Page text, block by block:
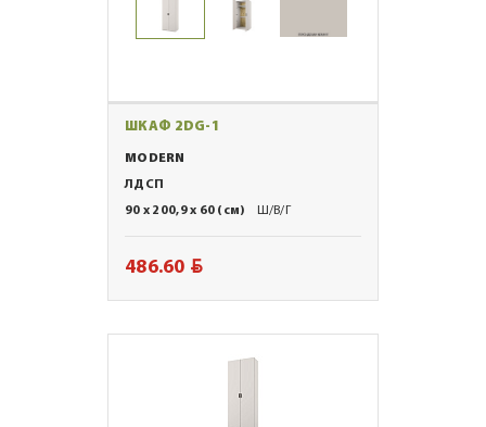
ШКАФ 2DG-1
MODERN
ЛДСП
90 x 200,9 x 60 (см)
Ш/В/Г
486.60 BYN